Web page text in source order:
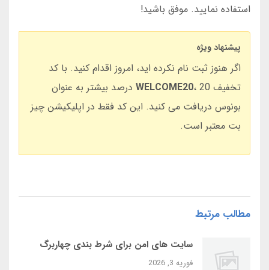
استفاده نمایید. موفق باشید!
پیشنهاد ویژه
اگر هنوز ثبت نام نکرده اید، امروز اقدام کنید. با کد
تخفیف
WELCOME20 ، 20 درصد بیشتر به عنوان
بونوس دریافت می کنید. این کد فقط در اپلیکیشن چیز
بت معتبر است.
مطالب مرتبط
سایت‌ های امن برای شرط بندی چهاربرگ
فوریه 3, 2026